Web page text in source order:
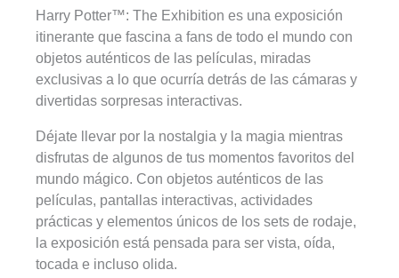
Harry Potter™: The Exhibition es una exposición
itinerante que fascina a fans de todo el mundo con
objetos auténticos de las películas, miradas
exclusivas a lo que ocurría detrás de las cámaras y
divertidas sorpresas interactivas.
Déjate llevar por la nostalgia y la magia mientras
disfrutas de algunos de tus momentos favoritos del
mundo mágico. Con objetos auténticos de las
películas, pantallas interactivas, actividades
prácticas y elementos únicos de los sets de rodaje,
la exposición está pensada para ser vista, oída,
tocada e incluso olida.